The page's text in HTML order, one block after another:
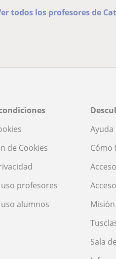
todos los profesores de
de Cookies
profesores
alumnos
Ayuda
Cómo
Sala